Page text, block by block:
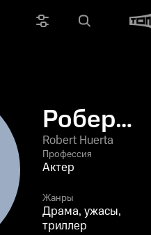
Роберт
Уэрта
Robert Huerta
Профессия
Актер
Жанры
Драма, ужасы,
триллер